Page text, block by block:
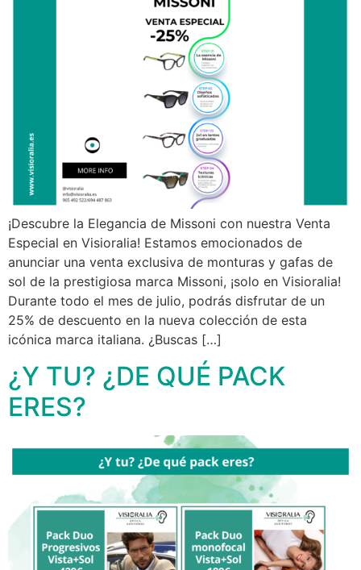
¡Descubre la Elegancia de Missoni con nuestra Venta
Especial en Visioralia! Estamos emocionados de
anunciar una venta exclusiva de monturas y gafas de
sol de la prestigiosa marca Missoni, ¡solo en Visioralia!
Durante todo el mes de julio, podrás disfrutar de un
25% de descuento en la nueva colección de esta
icónica marca italiana. ¿Buscas […]
¿Y TU? ¿DE QUÉ PACK
ERES?